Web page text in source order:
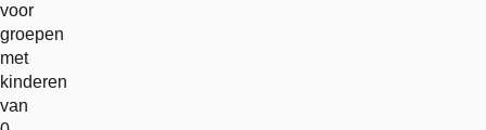
voor
groepen
met
kinderen
van